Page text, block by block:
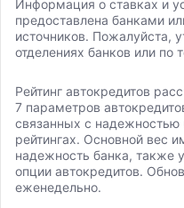
Информация о ставках и
предоставлена банками
источников. Пожалуйста,
отделениях банков или
Рейтинг автокредитов
7 параметров
связанных с надежностью
рейтингах. Основной вес
надежность банка, также
опции автокредитов.
еженедельно.